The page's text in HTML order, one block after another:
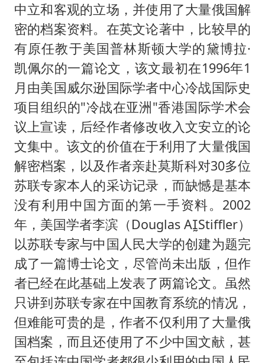
中立和客观的立场，并使用了大量俄国解
密的档案资料。在英文论著中，比较早的
有原任教于美国普林斯顿大学的黛博拉·
凯佩尔的一篇论文，该文最初在1996年1
月由美国威尔逊国际学者中心冷战国际史
项目组织的"冷战在亚洲"香港国际学术会
议上宣读，后经作者修改收入文安立的论
文集中。该文的价值在于利用了大量俄国
解密档案，以及作者亲赴莫斯科对30多位
苏联专家本人的采访记录，而缺憾是基本
没有利用中国方面的第一手资料。2002
年，美国学者李滨（Douglas AStiffler）
以苏联专家与中国人民大学的创建为题完
成了一篇博士论文，尽管尚未出版，但作
者已经在此基础上发表了两篇论文。虽然
只讲到苏联专家在中国教育系统的情况，
但难能可贵的是，作者不仅利用了大量俄
国档案，而且还使用了不少中国文献，甚